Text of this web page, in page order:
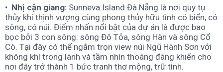
Nhị cận giang: Sunneva Island Đà Nẵng là nơi quy tụ
thủy khí thịnh vượng cùng phong thủy hữu tình có biển, có
sông, có núi. Điểm nhấn nổi bật của dự án là được bao
bọc bởi 3 con sông: sông Đô Tỏa, sông Hàn và sông Cổ
Cò. Tại đây có thể ngắm trọn view núi Ngũ Hành Sơn với
không khí trong lành và tầm nhìn thoáng đãng khiến cho
nơi đây trở thành 1 bức tranh thơ mộng, trữ tình.